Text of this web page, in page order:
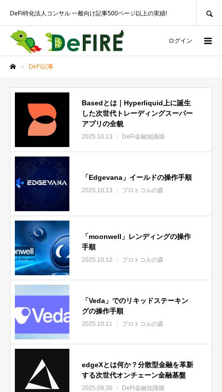
DeFi特化法人コンサル 一般向け記事500ページ以上の実績!
ログイン
DeFi記事
Basedとは｜Hyperliquid上に誕生
した次世代トレーディングスーパー
アプリの全貌
2025.10.13 DeFi金融知識畑
「Edgevana」イールドの操作手順
2025.10.13 プロトコルの森
「moonwell」レンディングの操作
手順
2025.10.12 プロトコルの森
「Veda」でのリキッドステーキン
グの操作手順
2025.10.11 プロトコルの森
edgeXとは何か？分散型金融を革新
する次世代オンチェーン金融基盤
2025.09.30 DeFi金融知識畑